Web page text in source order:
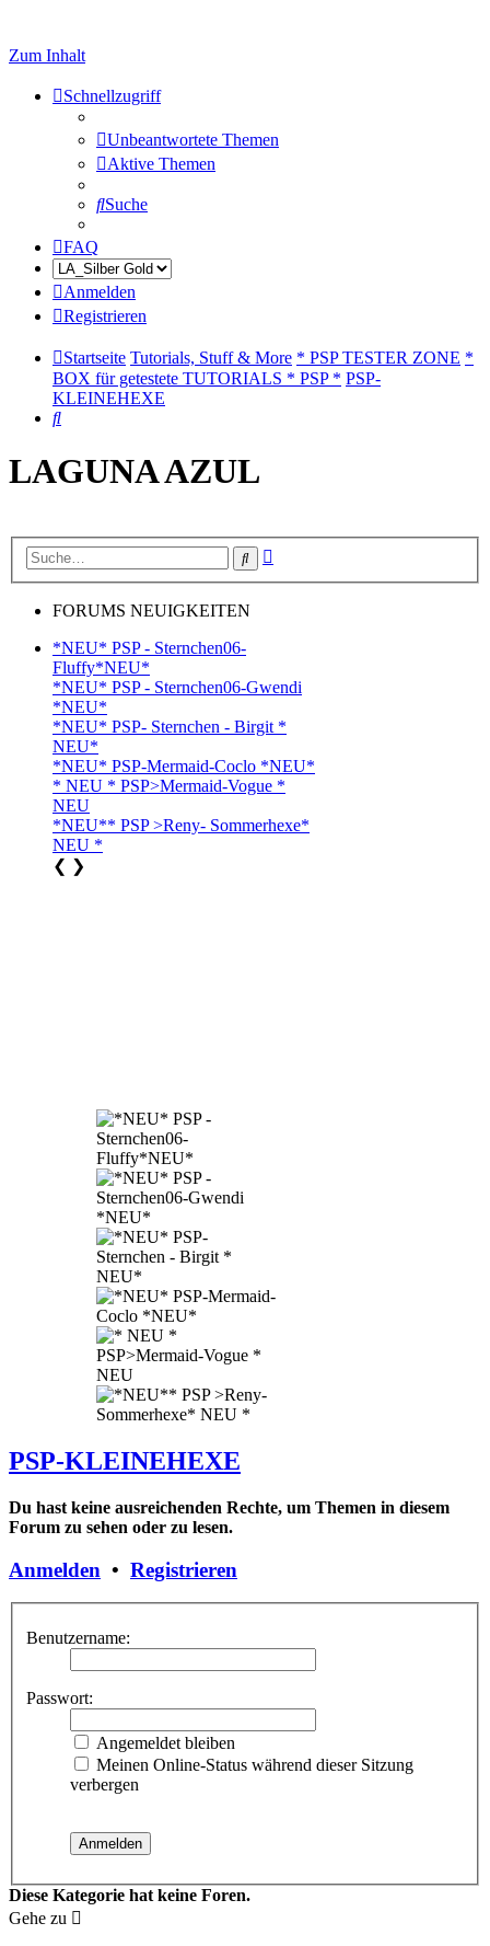
Zum Inhalt
Schnellzugriff
Unbeantwortete Themen
Aktive Themen
Suche
FAQ
Anmelden
Registrieren
Startseite Tutorials, Stuff & More * PSP TESTER ZONE *
BOX für getestete TUTORIALS * PSP * PSP-
KLEINEHEXE
Suche
LAGUNA AZUL
Suche
FORUMS NEUIGKEITEN
*NEU* PSP - Sternchen06-
Fluffy*NEU*
*NEU* PSP - Sternchen06-Gwendi
*NEU*
*NEU* PSP- Sternchen - Birgit *
NEU*
*NEU* PSP-Mermaid-Coclo *NEU*
* NEU * PSP>Mermaid-Vogue *
NEU
*NEU** PSP >Reny- Sommerhexe*
NEU *
❮ ❯
PSP-KLEINEHEXE
Du hast keine ausreichenden Rechte, um Themen in diesem
Forum zu sehen oder zu lesen.
Anmelden • Registrieren
Benutzername:
Passwort:
Angemeldet bleiben
Meinen Online-Status während dieser Sitzung
verbergen
Diese Kategorie hat keine Foren.
Gehe zu